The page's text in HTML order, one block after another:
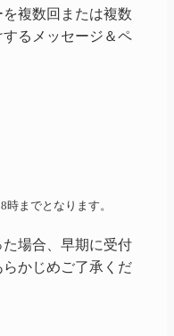
複数回または複数
るメッセージ＆ペ
までとなります。
場合、早期に受付
かじめご了承くだ